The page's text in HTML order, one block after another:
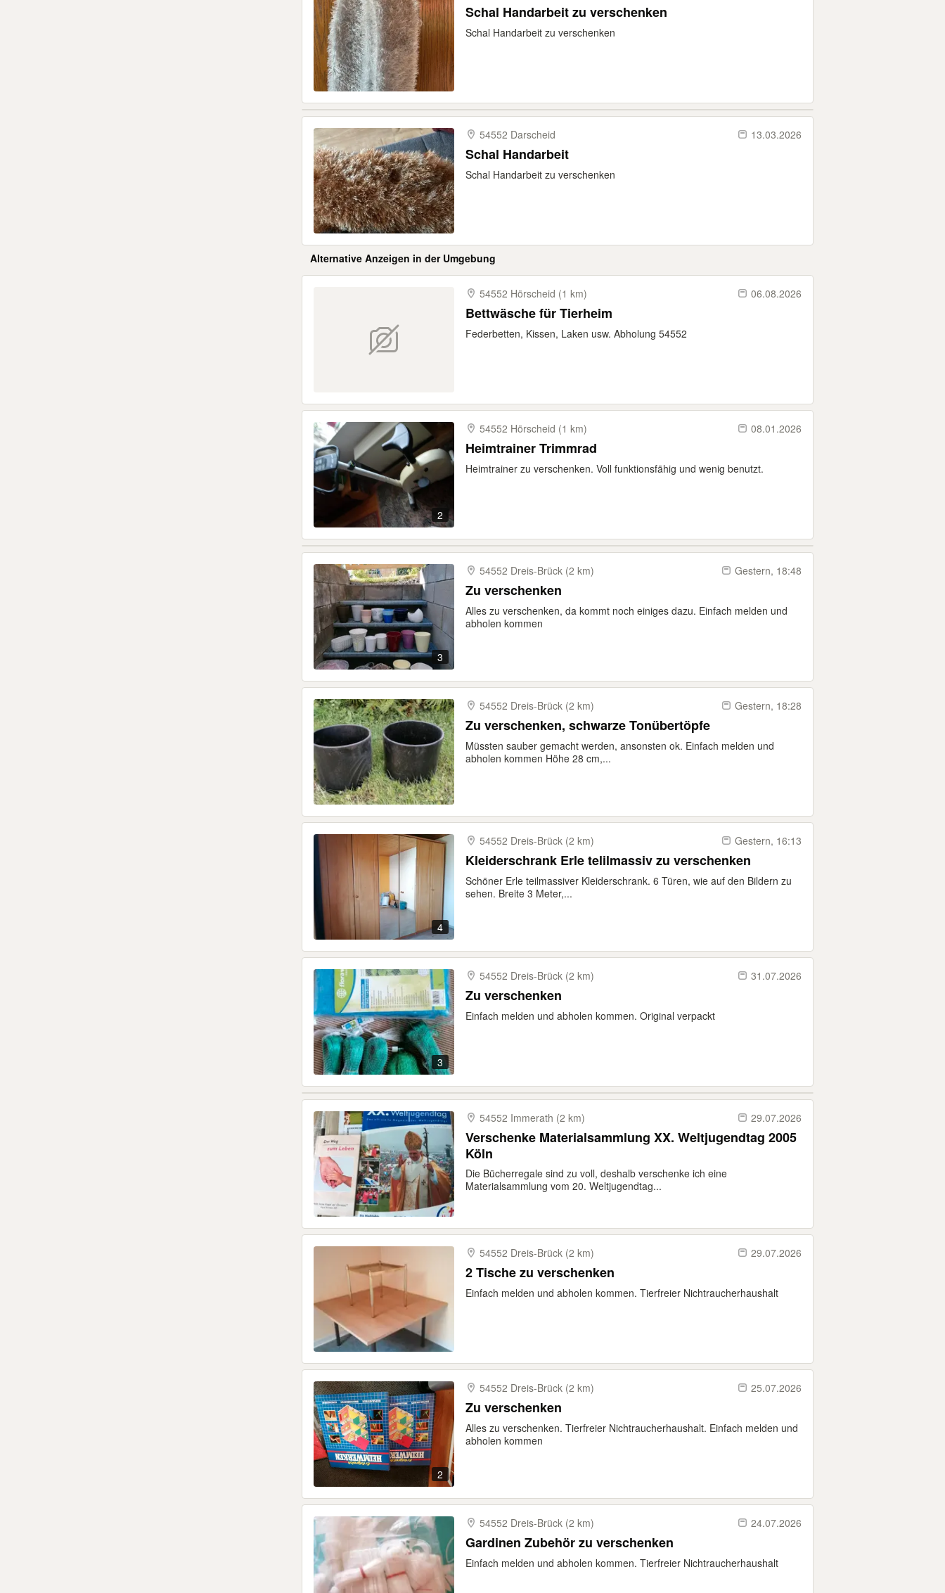
Schal Handarbeit zu verschenken
Schal Handarbeit zu verschenken
54552 Darscheid 13.03.2026
Schal Handarbeit
Schal Handarbeit zu verschenken
Alternative Anzeigen in der Umgebung
54552 Hörscheid (1 km) 06.08.2026
Bettwäsche für Tierheim
Federbetten, Kissen, Laken usw. Abholung 54552
2
54552 Hörscheid (1 km) 08.01.2026
Heimtrainer Trimmrad
Heimtrainer zu verschenken. Voll funktionsfähig und wenig benutzt.
3
54552 Dreis-​Brück (2 km) Gestern, 18:48
Zu verschenken
Alles zu verschenken, da kommt noch einiges dazu. Einfach melden und
abholen kommen
54552 Dreis-​Brück (2 km) Gestern, 18:28
Zu verschenken, schwarze Tonübertöpfe
Müssten sauber gemacht werden, ansonsten ok. Einfach melden und
abholen kommen Höhe 28 cm,...
4
54552 Dreis-​Brück (2 km) Gestern, 16:13
Kleiderschrank Erle telilmassiv zu verschenken
Schöner Erle teilmassiver Kleiderschrank. 6 Türen, wie auf den Bildern zu
sehen. Breite 3 Meter,...
3
54552 Dreis-​Brück (2 km) 31.07.2026
Zu verschenken
Einfach melden und abholen kommen. Original verpackt
54552 Immerath (2 km) 29.07.2026
Verschenke Materialsammlung XX. Weltjugendtag 2005
Köln
Die Bücherregale sind zu voll, deshalb verschenke ich eine
Materialsammlung vom 20. Weltjugendtag...
54552 Dreis-​Brück (2 km) 29.07.2026
2 Tische zu verschenken
Einfach melden und abholen kommen. Tierfreier Nichtraucherhaushalt
2
54552 Dreis-​Brück (2 km) 25.07.2026
Zu verschenken
Alles zu verschenken. Tierfreier Nichtraucherhaushalt. Einfach melden und
abholen kommen
54552 Dreis-​Brück (2 km) 24.07.2026
Gardinen Zubehör zu verschenken
Einfach melden und abholen kommen. Tierfreier Nichtraucherhaushalt